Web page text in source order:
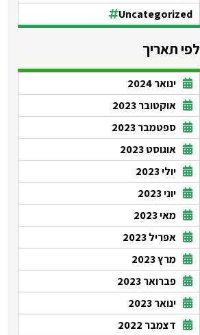
Uncategorized
לפי תאריך
ינואר 2024
אוקטובר 2023
ספטמבר 2023
אוגוסט 2023
יולי 2023
יוני 2023
מאי 2023
אפריל 2023
מרץ 2023
פברואר 2023
ינואר 2023
דצמבר 2022